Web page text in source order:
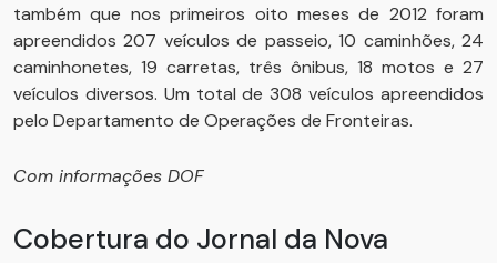
também que nos primeiros oito meses de 2012 foram
apreendidos 207 veículos de passeio, 10 caminhões, 24
caminhonetes, 19 carretas, três ônibus, 18 motos e 27
veículos diversos. Um total de 308 veículos apreendidos
pelo Departamento de Operações de Fronteiras.
Com informações DOF
Cobertura do Jornal da Nova